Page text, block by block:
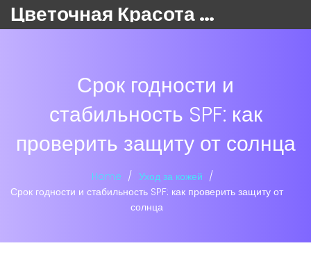
Цветочная Красота 24
Срок годности и
стабильность SPF: как
проверить защиту от солнца
Home
Уход за кожей
Срок годности и стабильность SPF: как проверить защиту от
солнца